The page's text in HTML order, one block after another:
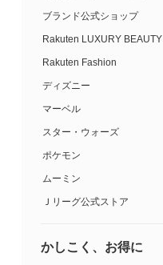
ブランド公式ショップ
Rakuten LUXURY BEAUTY
Rakuten Fashion
ディズニー
マーベル
スター・ウォーズ
ポケモン
ムーミン
Ｊリーグ公式ストア
かしこく、お得に